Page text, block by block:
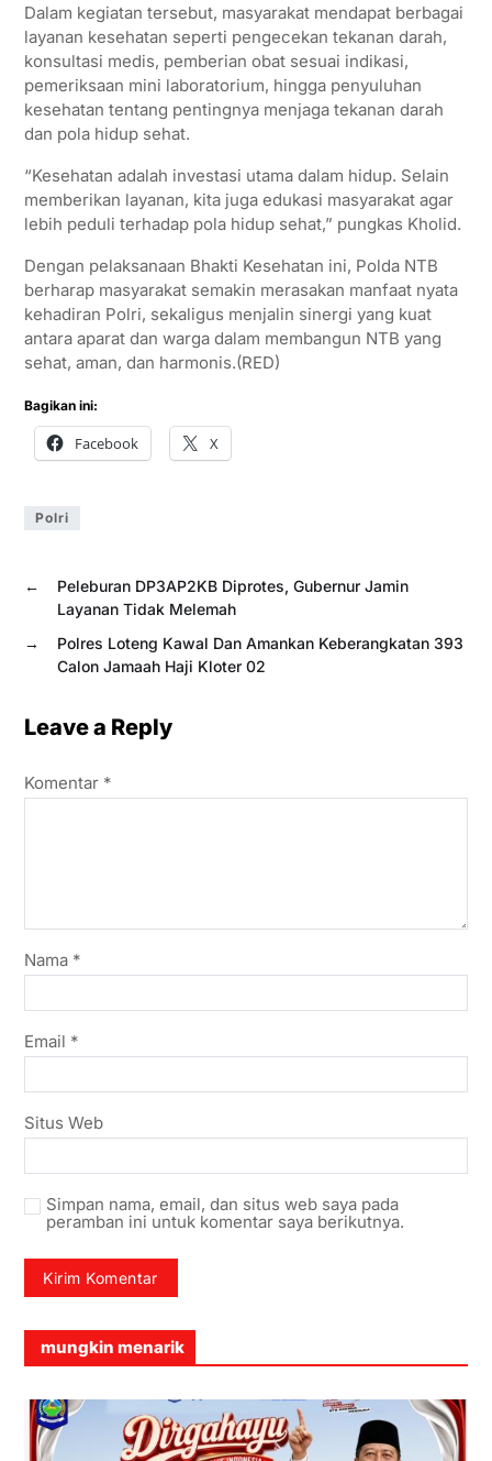
Dalam kegiatan tersebut, masyarakat mendapat berbagai
layanan kesehatan seperti pengecekan tekanan darah,
konsultasi medis, pemberian obat sesuai indikasi,
pemeriksaan mini laboratorium, hingga penyuluhan
kesehatan tentang pentingnya menjaga tekanan darah
dan pola hidup sehat.
“Kesehatan adalah investasi utama dalam hidup. Selain
memberikan layanan, kita juga edukasi masyarakat agar
lebih peduli terhadap pola hidup sehat,” pungkas Kholid.
Dengan pelaksanaan Bhakti Kesehatan ini, Polda NTB
berharap masyarakat semakin merasakan manfaat nyata
kehadiran Polri, sekaligus menjalin sinergi yang kuat
antara aparat dan warga dalam membangun NTB yang
sehat, aman, dan harmonis.(RED)
Bagikan ini:
Facebook X
Polri
←
Peleburan DP3AP2KB Diprotes, Gubernur Jamin
Layanan Tidak Melemah
→
Polres Loteng Kawal Dan Amankan Keberangkatan 393
Calon Jamaah Haji Kloter 02
Leave a Reply
Komentar *
Nama *
Email *
Situs Web
Simpan nama, email, dan situs web saya pada
peramban ini untuk komentar saya berikutnya.
mungkin menarik